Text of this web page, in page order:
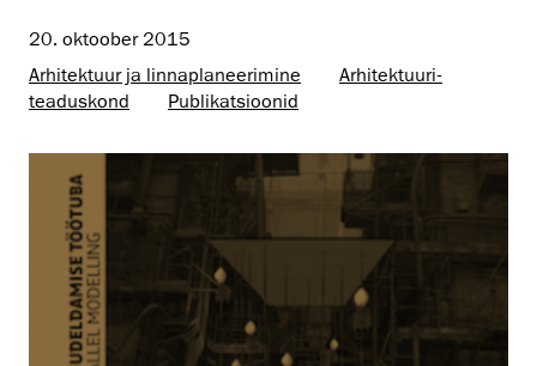
20. oktoober 2015
Arhitektuur ja linnaplaneerimine
Arhitektuuri­
teaduskond
Publikatsioonid